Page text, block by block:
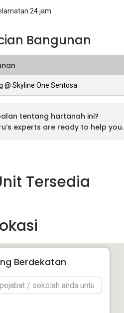
24 jam
Bangunan
@ Skyline One Sentosa
tentang hartanah ini?
experts are ready to help you.
Tersedia
Berdekatan